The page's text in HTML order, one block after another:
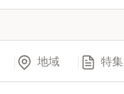
地域 特集